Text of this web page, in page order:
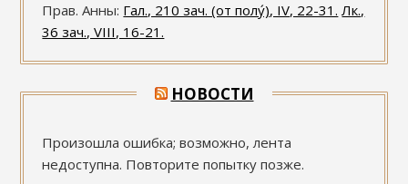
Прав. Анны: Гал., 210 зач. (от полу́), IV, 22-31. Лк.,
36 зач., VIII, 16-21.
НОВОСТИ
Произошла ошибка; возможно, лента
недоступна. Повторите попытку позже.